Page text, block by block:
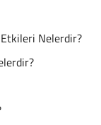
Nelerdir?